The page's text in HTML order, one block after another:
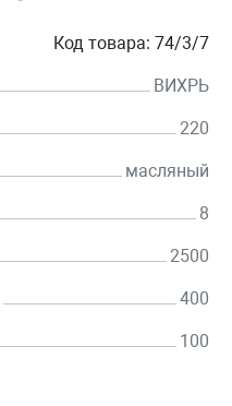
Код товара: 74/3/7
ВИХРЬ
220
масляный
8
2500
400
100